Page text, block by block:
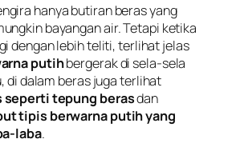
hanya butiran beras yang
bayangan air. Tetapi ketika
dengan lebih teliti, terlihat jelas
putihbergerak di sela-sela
di dalam beras juga terlihat
seperti tepung berasdan
tipis berwarna putih yang
laba.